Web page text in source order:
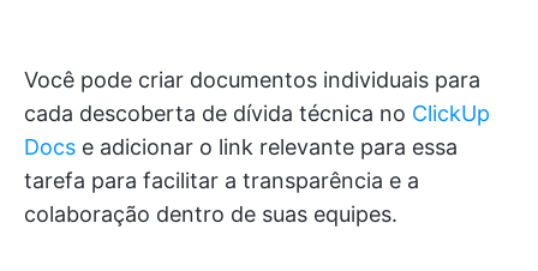
Você pode criar documentos individuais para
cada descoberta de dívida técnica no ClickUp
Docs e adicionar o link relevante para essa
tarefa para facilitar a transparência e a
colaboração dentro de suas equipes.